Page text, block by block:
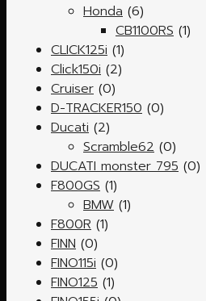
Honda (6)
CB1100RS (1)
CLICK125i (1)
Click150i (2)
Cruiser (0)
D-TRACKER150 (0)
Ducati (2)
Scramble62 (0)
DUCATI monster 795 (0)
F800GS (1)
BMW (1)
F800R (1)
FINN (0)
FINO115i (0)
FINO125 (1)